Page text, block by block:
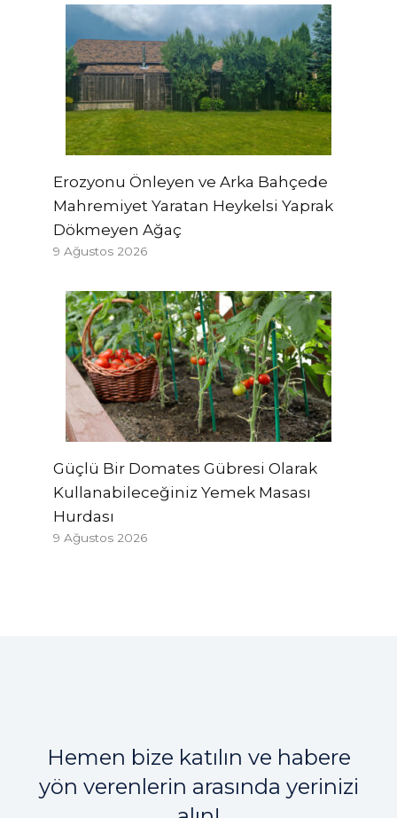
Erozyonu Önleyen ve Arka Bahçede
Mahremiyet Yaratan Heykelsi Yaprak
Dökmeyen Ağaç
9 Ağustos 2026
Güçlü Bir Domates Gübresi Olarak
Kullanabileceğiniz Yemek Masası
Hurdası
9 Ağustos 2026
Hemen bize katılın ve habere
yön verenlerin arasında yerinizi